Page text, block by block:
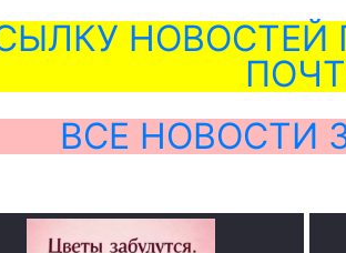
НОВОСТЕЙ
ВСЕ НОВОСТИ